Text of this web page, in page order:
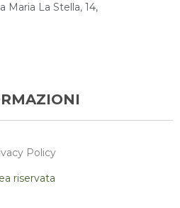
Maria La Stella, 14,
Policy
riservata